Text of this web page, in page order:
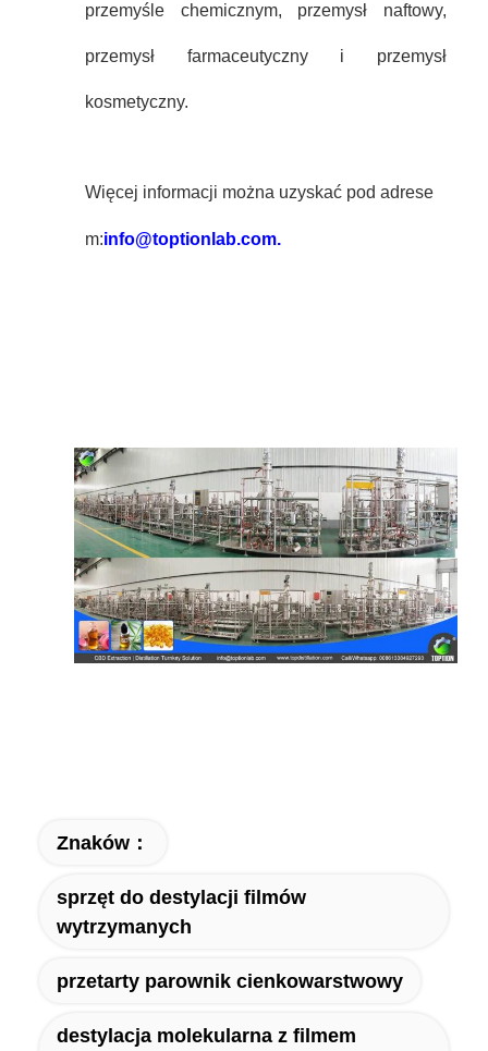
przemyśle chemicznym, przemysł naftowy,
przemysł farmaceutyczny i przemysł
kosmetyczny.
Więcej informacji można uzyskać pod adrese
m:info@toptionlab.com.
Znaków：
sprzęt do destylacji filmów
wytrzymanych
przetarty parownik cienkowarstwowy
destylacja molekularna z filmem